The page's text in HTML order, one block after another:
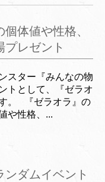
体値や性格、
レゼント
スター『みんなの物
トとして、『ゼラオ
。 『ゼラオラ』の
や性格、...
ンダムイベント